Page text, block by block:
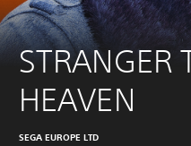
STRANGER
HEAVEN
SEGA EUROPE LTD